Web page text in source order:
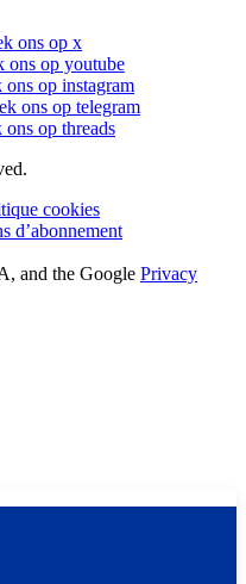
ons op x
ons op youtube
ons op instagram
ons op telegram
ons op threads
cookies
d’abonnement
and the Google Privacy